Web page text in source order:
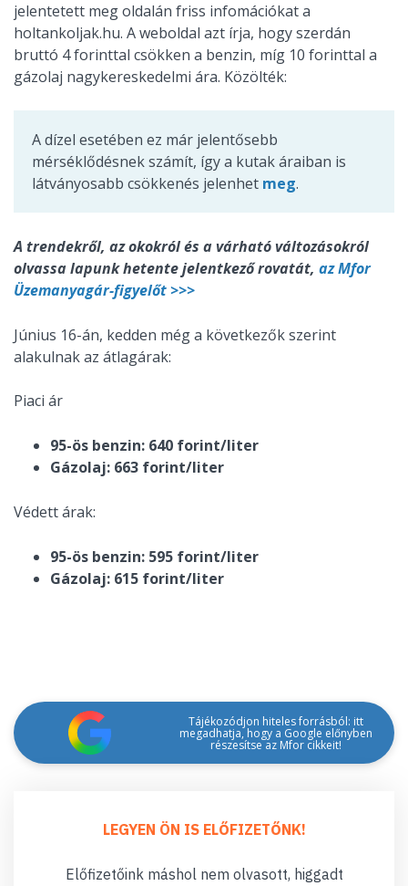
jelentetett meg oldalán friss infomációkat a
holtankoljak.hu. A weboldal azt írja, hogy szerdán
bruttó 4 forinttal csökken a benzin, míg 10 forinttal a
gázolaj nagykereskedelmi ára. Közölték:
A dízel esetében ez már jelentősebb
mérséklődésnek számít, így a kutak áraiban is
látványosabb csökkenés jelenhet meg.
A trendekről, az okokról és a várható változásokról
olvassa lapunk hetente jelentkező rovatát, az Mfor
Üzemanyagár-figyelőt >>>
Június 16-án, kedden még a következők szerint
alakulnak az átlagárak:
Piaci ár
95-ös benzin: 640 forint/liter
Gázolaj: 663 forint/liter
Védett árak:
95-ös benzin: 595 forint/liter
Gázolaj: 615 forint/liter
Tájékozódjon hiteles forrásból: itt
megadhatja, hogy a Google előnyben
részesítse az Mfor cikkeit!
LEGYEN ÖN IS ELŐFIZETŐNK!
Előfizetőink máshol nem olvasott, higgadt